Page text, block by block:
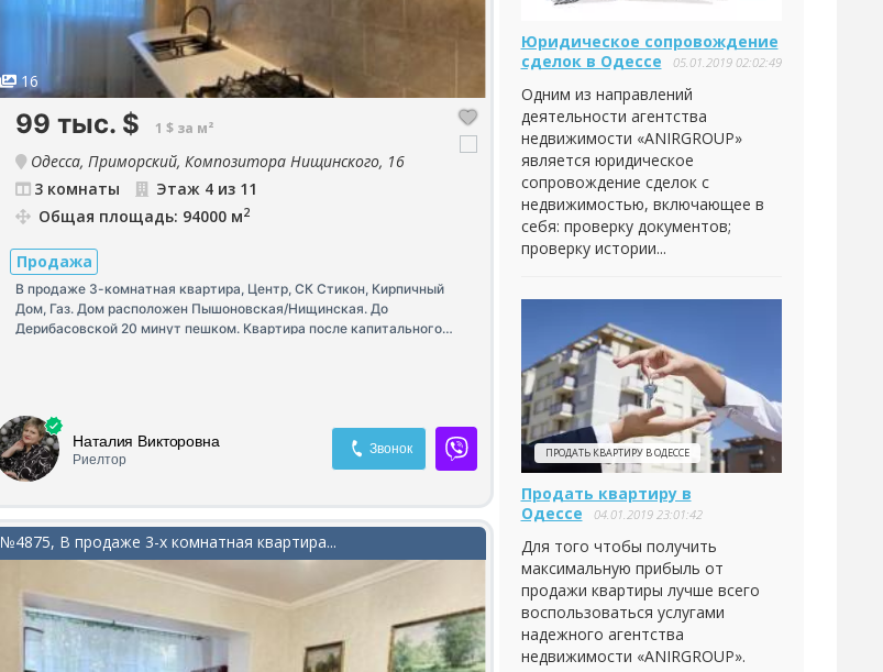
16
99 тыс. $ 1 $ за м²
Одесса, Приморский, Композитора Нищинского, 16
3 комнаты
Этаж 4 из 11
Общая площадь: 94000 м2
Продажа
В продаже 3-комнатная квартира, Центр, СК Стикон, Кирпичный
Дом, Газ. Дом расположен Пышоновская/Нищинская. До
Дерибасовской 20 минут пешком. Квартира после капитального
крышная котельная. Большой закрытый двор с детской
площадкой. На этаже есть кладовка 3 м2 (за доп. плату).
Наталия Викторовна
Риелтор
Звонок
№4875, В продаже 3-х комнатная квартира...
Юридическое сопровождение
сделок в Одессе
05.01.2019 02:02:49
Одним из направлений
деятельности агентства
недвижимости «ANIRGROUP»
является юридическое
сопровождение сделок с
недвижимостью, включающее в
себя: проверку документов;
проверку истории...
ПРОДАТЬ КВАРТИРУ В ОДЕССЕ
Продать квартиру в
Одессе
04.01.2019 23:01:42
Для того чтобы получить
максимальную прибыль от
продажи квартиры лучше всего
воспользоваться услугами
надежного агентства
недвижимости «ANIRGROUP».